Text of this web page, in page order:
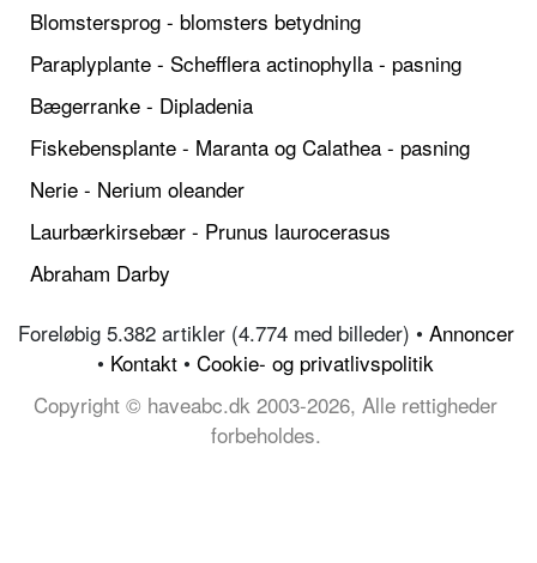
Blomstersprog - blomsters betydning
Paraplyplante - Schefflera actinophylla - pasning
Bægerranke - Dipladenia
Fiskebensplante - Maranta og Calathea - pasning
Nerie - Nerium oleander
Laurbærkirsebær - Prunus laurocerasus
Abraham Darby
Foreløbig 5.382 artikler (4.774 med billeder) • Annoncer
• Kontakt • Cookie- og privatlivspolitik
Copyright © haveabc.dk 2003-2026, Alle rettigheder
forbeholdes.